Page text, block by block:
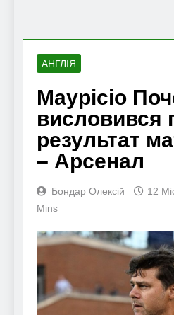
АНГЛІЯ
Маурісіо
висловився
результат
– Арсенал
Бондар Олексій 12
Mins